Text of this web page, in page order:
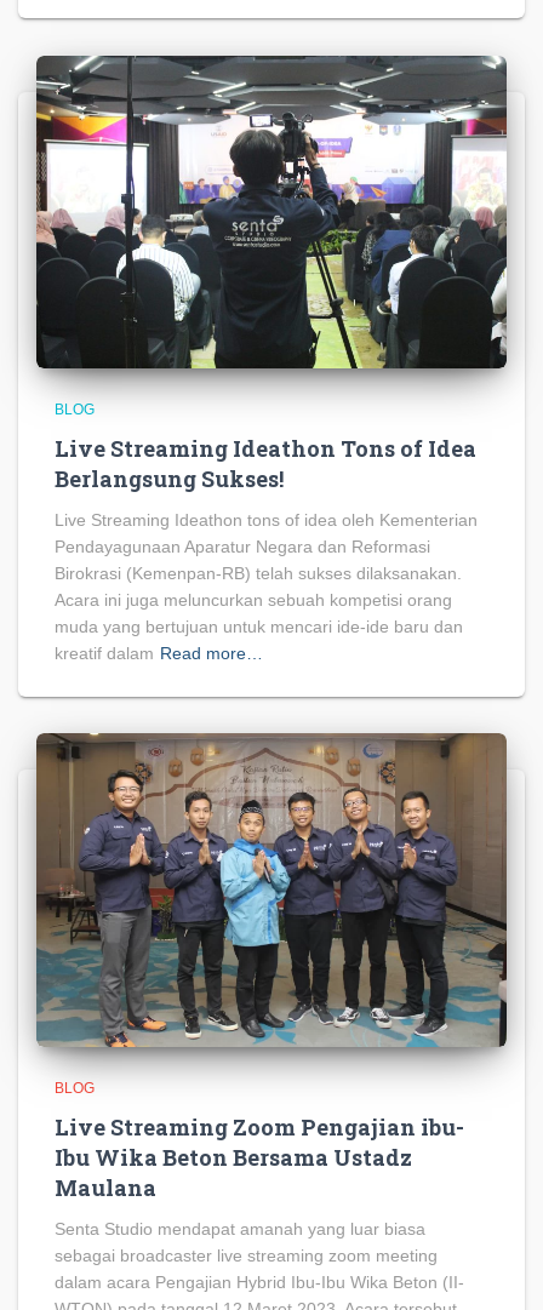
BLOG
Live Streaming Ideathon Tons of Idea
Berlangsung Sukses!
Live Streaming Ideathon tons of idea oleh Kementerian
Pendayagunaan Aparatur Negara dan Reformasi
Birokrasi (Kemenpan-RB) telah sukses dilaksanakan.
Acara ini juga meluncurkan sebuah kompetisi orang
muda yang bertujuan untuk mencari ide-ide baru dan
kreatif dalam Read more…
BLOG
Live Streaming Zoom Pengajian ibu-
Ibu Wika Beton Bersama Ustadz
Maulana
Senta Studio mendapat amanah yang luar biasa
sebagai broadcaster live streaming zoom meeting
dalam acara Pengajian Hybrid Ibu-Ibu Wika Beton (II-